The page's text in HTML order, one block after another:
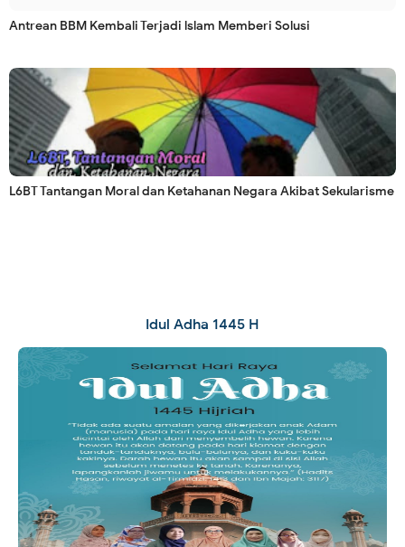
Antrean BBM Kembali Terjadi lslam Memberi Solusi
L6BT Tantangan Moral dan Ketahanan Negara Akibat Sekularisme
Idul Adha 1445 H